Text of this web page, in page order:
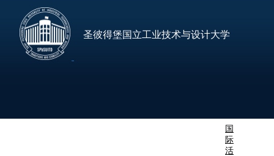
圣彼得堡国立工业技术与设计大学
国
际
活